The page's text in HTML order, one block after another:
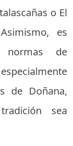
o El
es
normas de
de Doñana,
sea